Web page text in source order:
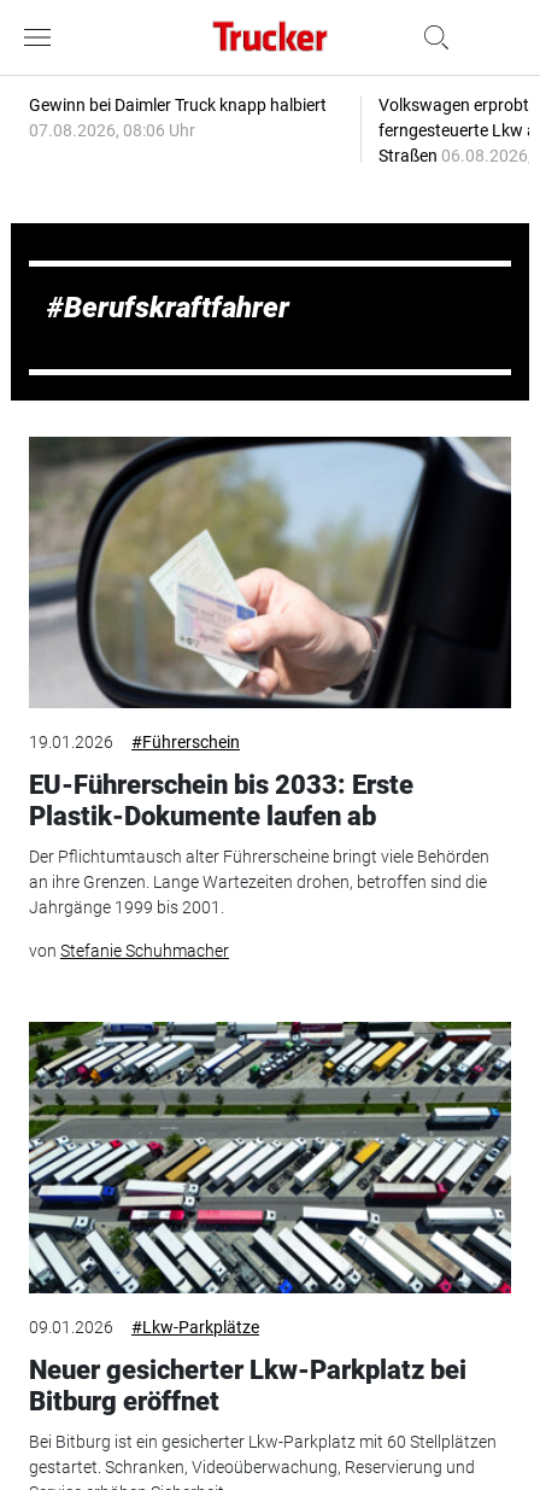
Gewinn bei Daimler Truck knapp halbiert
07.08.2026, 08:06 Uhr
Volkswagen erprobt
ferngesteuerte Lkw
Straßen 06.08.2026,
Berufskraftfahrer
19.01.2026 #Führerschein
EU-Führerschein bis 2033: Erste
Plastik-Dokumente laufen ab
Der Pflichtumtausch alter Führerscheine bringt viele Behörden
an ihre Grenzen. Lange Wartezeiten drohen, betroffen sind die
Jahrgänge 1999 bis 2001.
von Stefanie Schuhmacher
09.01.2026 #Lkw-Parkplätze
Neuer gesicherter Lkw-Parkplatz bei
Bitburg eröffnet
Bei Bitburg ist ein gesicherter Lkw-Parkplatz mit 60 Stellplätzen
gestartet. Schranken, Videoüberwachung, Reservierung und